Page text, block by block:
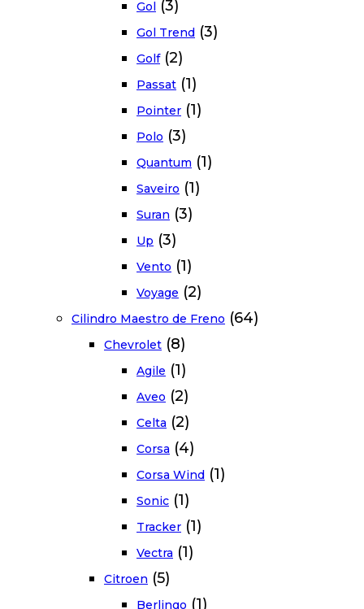
Gol (3)
Gol Trend (3)
Golf (2)
Passat (1)
Pointer (1)
Polo (3)
Quantum (1)
Saveiro (1)
Suran (3)
Up (3)
Vento (1)
Voyage (2)
Cilindro Maestro de Freno (64)
Chevrolet (8)
Agile (1)
Aveo (2)
Celta (2)
Corsa (4)
Corsa Wind (1)
Sonic (1)
Tracker (1)
Vectra (1)
Citroen (5)
Berlingo (1)